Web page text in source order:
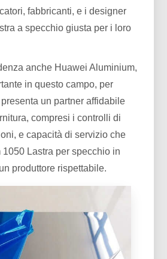
fabbricanti, e i designer
a specchio giusta per i loro
anche Huawei Aluminium,
in questo campo, per
un partner affidabile
compresi i controlli di
e capacità di servizio che
1050 Lastra per specchio in
produttore rispettabile.